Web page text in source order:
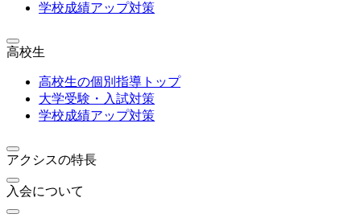
学校成績アップ対策
高校生
高校生の個別指導トップ
大学受験・入試対策
学校成績アップ対策
アクシスの特長
入会について